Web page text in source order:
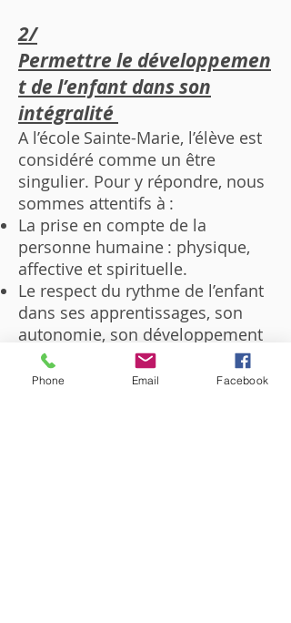
2/
Permettre le développemen
t de l’enfant dans son
intégralité
A l’école Sainte-Marie, l’élève est
considéré comme un être
singulier. Pour y répondre, nous
sommes attentifs à :
La prise en compte de la
personne humaine : physique,
affective et spirituelle.
Le respect du rythme de l’enfant
dans ses apprentissages, son
autonomie, son développement
affectif
La capacité de chaque enfant à
Phone Email Facebook